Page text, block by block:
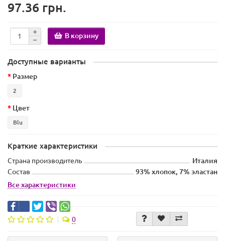
97.36 грн.
В корзину
Доступные варианты
Размер
2
Цвет
Blu
Краткие характеристики
Страна производитель
Италия
Состав
93% хлопок, 7% эластан
Все характеристики
0